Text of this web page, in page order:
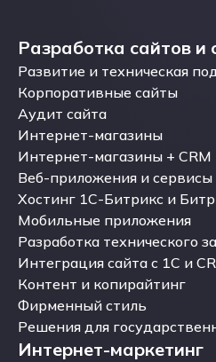
Разработка сайтов и
Разработка сайтов и
Развитие и техническая
Развитие и техническая
Корпоративные сайты
Корпоративные сайты
Аудит сайта
Аудит сайта
Интернет-магазины
Интернет-магазины
Интернет-магазины + CRM
Интернет-магазины + CRM
Веб-приложения и сервисы
Веб-приложения и сервисы
Хостинг 1С-Битрикс и
Хостинг 1С-Битрикс и
Мобильные приложения
Мобильные приложения
Разработка технического
Разработка технического
Интеграция сайта с 1С и
Интеграция сайта с 1С и
Контент и копирайтинг
Контент и копирайтинг
Фирменный стиль
Фирменный стиль
Решения для
Решения для
Интернет-маркетинг